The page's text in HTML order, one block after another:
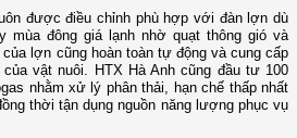
được điều chỉnh phù hợp với đàn lợn dù
mùa đông giá lạnh nhờ quạt thông gió và
lợn cũng hoàn toàn tự động và cung cấp
vật nuôi. HTX Hà Anh cũng đầu tư 100
nhằm xử lý phân thải, hạn chế thấp nhất
thời tận dụng nguồn năng lượng phục vụ